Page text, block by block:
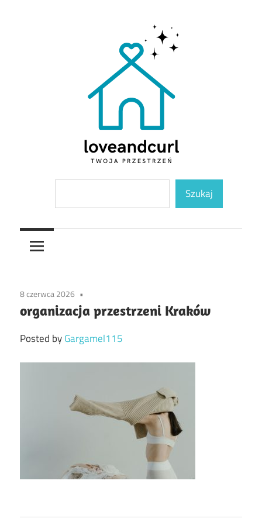
Loveandcurl Szukaj
8 czerwca 2026
organizacja przestrzeni Kraków
Posted byGargamel115